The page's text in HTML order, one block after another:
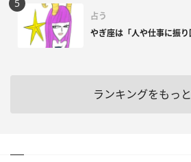
占う
やぎ座は「人や仕事に振り
ランキングをもっ